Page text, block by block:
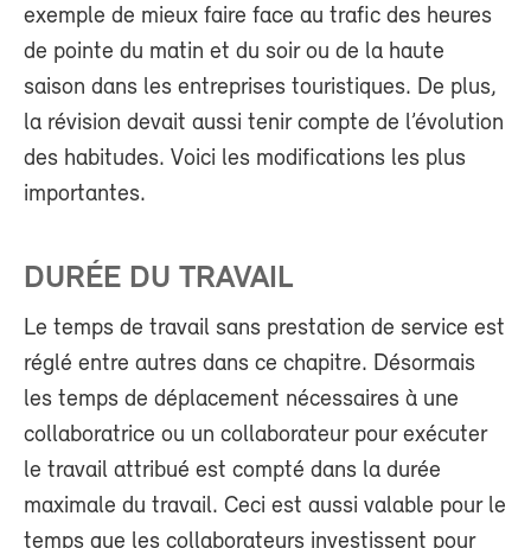
exemple de mieux faire face au trafic des heures
de pointe du matin et du soir ou de la haute
saison dans les entreprises touristiques. De plus,
la révision devait aussi tenir compte de l’évolution
des habitudes. Voici les modifications les plus
importantes.
DURÉE DU TRAVAIL
Le temps de travail sans prestation de service est
réglé entre autres dans ce chapitre. Désormais
les temps de déplacement nécessaires à une
collaboratrice ou un collaborateur pour exécuter
le travail attribué est compté dans la durée
maximale du travail. Ceci est aussi valable pour le
temps que les collaborateurs investissent pour